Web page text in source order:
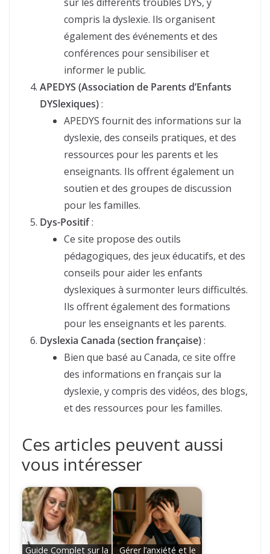
sur les différents troubles DYS, y
compris la dyslexie. Ils organisent
également des événements et des
conférences pour sensibiliser et
informer le public.
APEDYS (Association de Parents d’Enfants
DYSlexiques):
APEDYS fournit des informations sur la
dyslexie, des conseils pratiques, et des
ressources pour les parents et les
enseignants. Ils offrent également un
soutien et des groupes de discussion
pour les familles.
Dys-Positif:
Ce site propose des outils
pédagogiques, des jeux éducatifs, et des
conseils pour aider les enfants
dyslexiques à surmonter leurs difficultés.
Ils offrent également des formations
pour les enseignants et les parents.
Dyslexia Canada (section française):
Bien que basé au Canada, ce site offre
des informations en français sur la
dyslexie, y compris des vidéos, des blogs,
et des ressources pour les familles.
Ces articles peuvent aussi
vous intéresser
Guide Complet sur la Gérer l’anxiété et le